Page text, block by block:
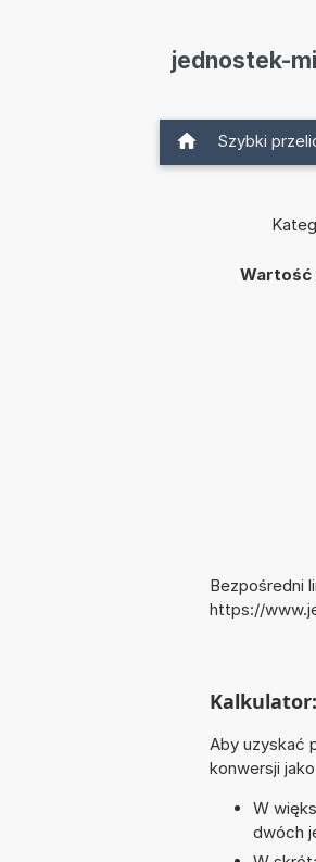
jednostek-
Szybki
Wartość
Bezpośredni
https://
Aby uzyskać
konwersji
W
dwóch